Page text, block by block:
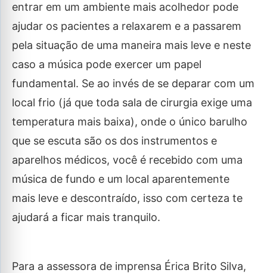
entrar em um ambiente mais acolhedor pode
ajudar os pacientes a relaxarem e a passarem
pela situação de uma maneira mais leve e neste
caso a música pode exercer um papel
fundamental. Se ao invés de se deparar com um
local frio (já que toda sala de cirurgia exige uma
temperatura mais baixa), onde o único barulho
que se escuta são os dos instrumentos e
aparelhos médicos, você é recebido com uma
música de fundo e um local aparentemente
mais leve e descontraído, isso com certeza te
ajudará a ficar mais tranquilo.
Para a assessora de imprensa Érica Brito Silva,